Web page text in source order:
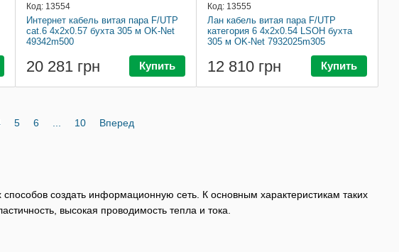
создать информационную сеть. К основным характеристикам таких
высокая проводимость тепла и тока.
Код: 13554
Интернет кабель витая пара F/UTP
cat.6 4x2x0.57 бухта 305 м OK-Net
49342m500
20 281 грн Купить
Код: 13555
Лан кабель витая пара F/UTP
категория 6 4x2x0.54 LSOH бухта
305 м OK-Net 7932025m305
12 810 грн Купить
5 6 10 Вперед